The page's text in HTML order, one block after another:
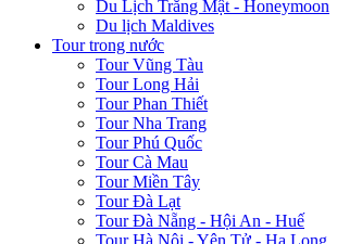
Du Lịch Trăng Mật - Honeymoon
Du lịch Maldives
Tour trong nước
Tour Vũng Tàu
Tour Long Hải
Tour Phan Thiết
Tour Nha Trang
Tour Phú Quốc
Tour Cà Mau
Tour Miền Tây
Tour Đà Lạt
Tour Đà Nẵng - Hội An - Huế
Tour Hà Nội - Yên Tử - Hạ Long